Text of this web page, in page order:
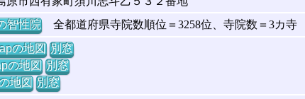
智性院全都道府県寺院数順位＝3258位、寺院数＝3カ寺
の地図 別窓
の地図 別窓
地図 別窓